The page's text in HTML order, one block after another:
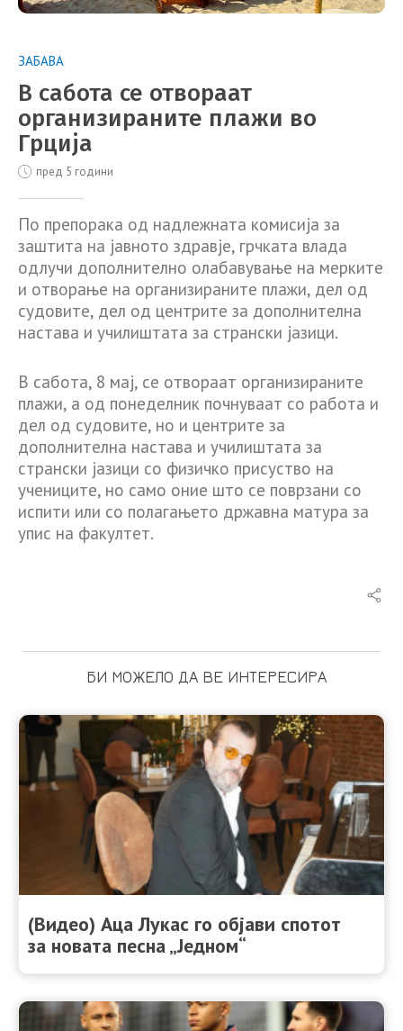
ЗАБАВА
В сабота се отвораат
организираните плажи во
Грција
пред 5 години
По препорака од надлежната комисија за
заштита на јавното здравје, грчката влада
одлучи дополнително олабавување на мерките
и отворање на организираните плажи, дел од
судовите, дел од центрите за дополнителна
настава и училиштата за странски јазици.
В сабота, 8 мај, се отвораат организираните
плажи, а од понеделник почнуваат со работа и
дел од судовите, но и центрите за
дополнителна настава и училиштата за
странски јазици со физичко присуство на
учениците, но само оние што се поврзани со
испити или со полагањето државна матура за
упис на факултет.
БИ МОЖЕЛО ДА ВЕ ИНТЕРЕСИРА
(Видео) Аца Лукас го објави спотот
за новата песна „Једном“